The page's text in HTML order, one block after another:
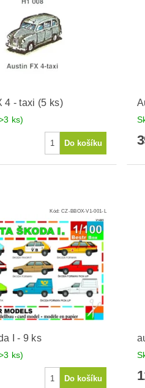
4 - taxi (5 ks)
ks)
Kód: CZ-BBOX-V1-001-L
I - 9 ks
ks)